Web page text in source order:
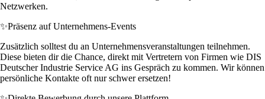
Netzwerken.
✨Präsenz auf Unternehmens-Events
Zusätzlich solltest du an Unternehmensveranstaltungen teilnehmen.
Diese bieten dir die Chance, direkt mit Vertretern von Firmen wie DIS
Deutscher Industrie Service AG ins Gespräch zu kommen. Wir können
persönliche Kontakte oft nur schwer ersetzen!